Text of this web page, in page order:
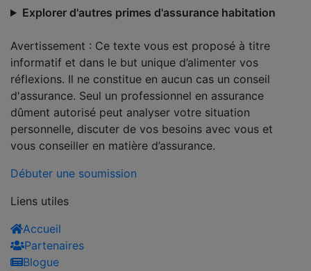
Explorer d'autres primes d'assurance habitation
Avertissement : Ce texte vous est proposé à titre
informatif et dans le but unique d’alimenter vos
réflexions. Il ne constitue en aucun cas un conseil
d'assurance. Seul un professionnel en assurance
dûment autorisé peut analyser votre situation
personnelle, discuter de vos besoins avec vous et
vous conseiller en matière d’assurance.
Débuter une soumission
Liens utiles
Accueil
Partenaires
Blogue